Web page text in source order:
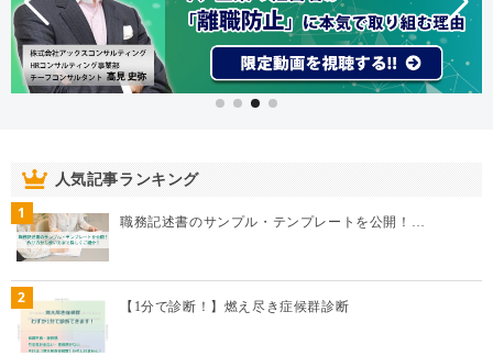
人気記事ランキング
1 職務記述書のサンプル・テンプレートを公開！…
2 【1分で診断！】燃え尽き症候群診断